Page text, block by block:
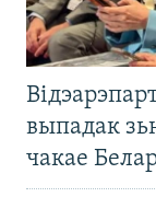
выпадак
чакае